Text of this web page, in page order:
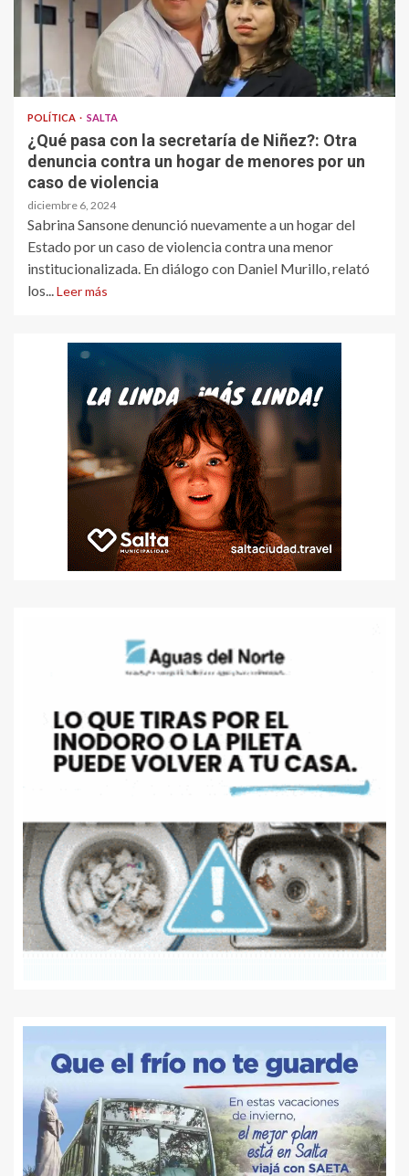
POLÍTICA SALTA
¿Qué pasa con la secretaría de Niñez?: Otra
denuncia contra un hogar de menores por un
caso de violencia
diciembre 6, 2024
Sabrina Sansone denunció nuevamente a un hogar del
Estado por un caso de violencia contra una menor
institucionalizada. En diálogo con Daniel Murillo, relató
los... Leer más